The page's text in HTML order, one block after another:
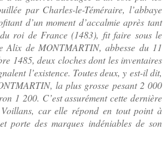
par Charles-le-Téméraire, l’abbaye
d’un moment d’accalmie après tant
roi de France (1483), fit faire sous le
Alix de MONTMARTIN, abbesse du 11
1485, deux cloches dont les inventaires
l’existence. Toutes deux, y est-il dit,
la plus grosse pesant 2 000
1 200. C’est assurément cette dernière
Voillans, car elle répond en tout point à
porte des marques indéniables de son